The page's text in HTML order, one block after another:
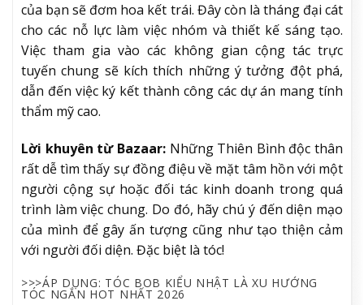
của bạn sẽ đơm hoa kết trái. Đây còn là tháng đại cát
cho các nỗ lực làm việc nhóm và thiết kế sáng tạo.
Việc tham gia vào các không gian cộng tác trực
tuyến chung sẽ kích thích những ý tưởng đột phá,
dẫn đến việc ký kết thành công các dự án mang tính
thẩm mỹ cao.
Lời khuyên từ Bazaar:Những Thiên Bình độc thân
rất dễ tìm thấy sự đồng điệu về mặt tâm hồn với một
người cộng sự hoặc đối tác kinh doanh trong quá
trình làm việc chung. Do đó, hãy chú ý đến diện mạo
của mình để gây ấn tượng cũng như tạo thiện cảm
với người đối diện. Đặc biệt là tóc!
>>>ÁP DỤNG: TÓC BOB KIỂU NHẬT LÀ XU HƯỚNG
TÓC NGẮN HOT NHẤT 2026